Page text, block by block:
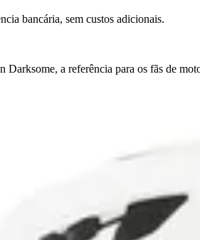
bancária, sem custos adicionais.
a referência para os fãs de